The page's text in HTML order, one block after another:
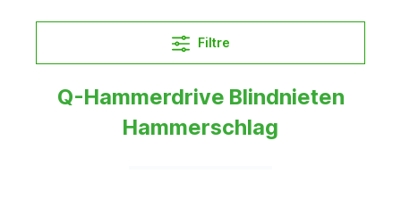
Filtre
Q-Hammerdrive Blindnieten
Hammerschlag